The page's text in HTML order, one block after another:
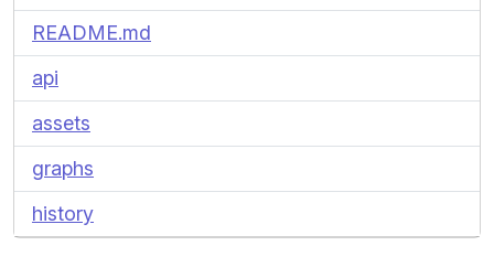
README.md
api
assets
graphs
history